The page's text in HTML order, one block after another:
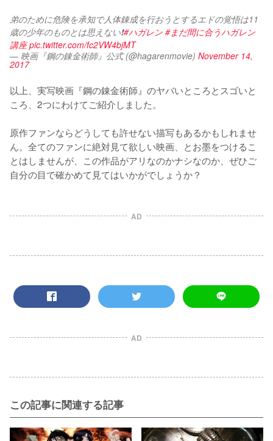
弟のために危険を承知で人体錬成を行おうとするエドの覚悟は11
歳の少年のものとは思えない❗#ハガレン #まだ間に合うハガレン
講座 pic.twitter.com/fc2VW4bjMT
— 映画『鋼の錬金術師』公式 (@hagarenmovie) November 14,
2017
以上、実写映画『鋼の錬金術師』のヤバいところとスゴいと
ころ、2つにわけてご紹介しました。
原作ファンならどうしても許せない描写もあるかもしれませ
ん。全てのファンに絶対見て欲しい映画、とお墨をつけるこ
とはしませんが、この作品がアリなのかナシなのか、ぜひご
自分の目で確かめて見てはいかがでしょうか？
AD
AD
この記事に関連する記事